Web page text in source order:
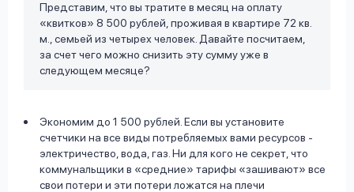
Представим, что вы тратите в месяц на оплату
«квитков» 8 500 рублей, проживая в квартире 72 кв.
м., семьей из четырех человек. Давайте посчитаем,
за счет чего можно снизить эту сумму уже в
следующем месяце?
Экономим до 1 500 рублей. Если вы установите
счетчики на все виды потребляемых вами ресурсов -
электричество, вода, газ. Ни для кого не секрет, что
коммунальщики в «средние» тарифы «зашивают» все
свои потери и эти потери ложатся на плечи
Оформить заявку
Войти под другим номером
Ответы
на
вопросы